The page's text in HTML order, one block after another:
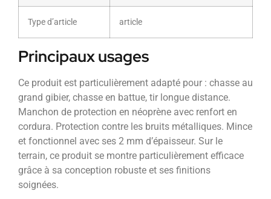
Type d’article article
Principaux usages
Ce produit est particulièrement adapté pour : chasse au
grand gibier, chasse en battue, tir longue distance.
Manchon de protection en néoprène avec renfort en
cordura. Protection contre les bruits métalliques. Mince
et fonctionnel avec ses 2 mm d’épaisseur. Sur le
terrain, ce produit se montre particulièrement efficace
grâce à sa conception robuste et ses finitions
soignées.